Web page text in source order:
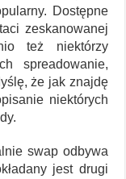
Dostępne
zeskanowanej
też niektórzy
spreadowanie,
że jak znajdę
niektórych
swap odbywa
jest drugi